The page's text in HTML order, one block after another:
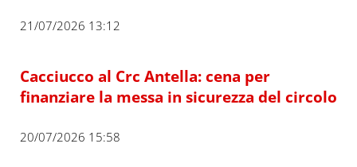
21/07/2026 13:12
Cacciucco al Crc Antella: cena per
finanziare la messa in sicurezza del circolo
20/07/2026 15:58